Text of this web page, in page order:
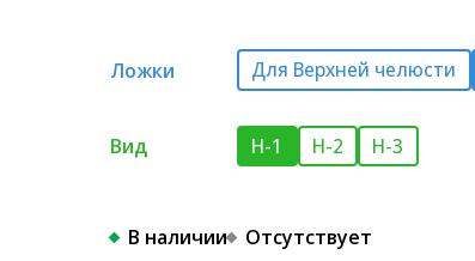
Ложки Для Верхней челюсти
Вид Н-1 Н-2 H-3
В наличии Отсутствует